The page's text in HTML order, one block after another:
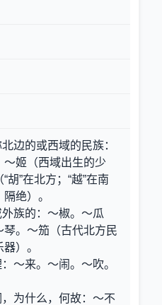
边的或西域的民族：
～姬（西域出生的少
胡”在北方；“越”在南
绝）。
族的 ：～椒。～瓜
琴。～笳（古代北方民
）。
：～来。～闹。～吹。
为什么，何故：～不